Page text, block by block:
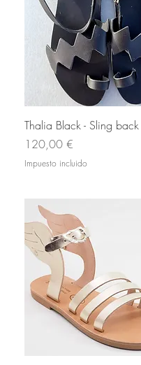
Vista rápida
Thalia Black - Sling
Precio
120,00 €
Impuesto incluido